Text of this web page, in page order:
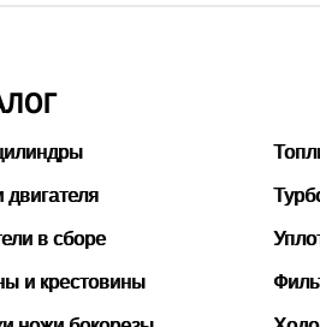
двигателя
в сборе
и крестовины